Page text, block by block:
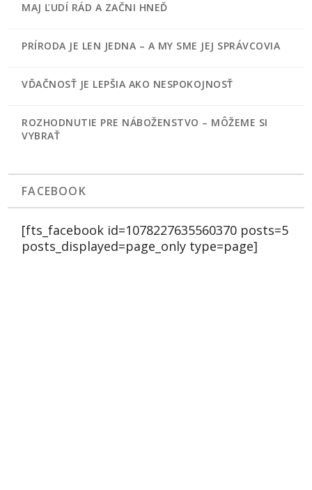
MAJ ĽUDÍ RÁD A ZAČNI HNEĎ
PRÍRODA JE LEN JEDNA – A MY SME JEJ SPRÁVCOVIA
VĎAČNOSŤ JE LEPŠIA AKO NESPOKOJNOSŤ
ROZHODNUTIE PRE NÁBOŽENSTVO – MÔŽEME SI
VYBRAŤ
FACEBOOK
[fts_facebook id=1078227635560370 posts=5
posts_displayed=page_only type=page]